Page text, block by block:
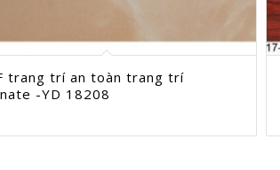
trang trí an toàn trang trí
-YD 18208